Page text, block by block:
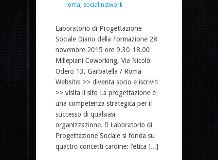
roma social network
Laboratorio di Progettazione
Sociale Diario della Formazione 28
novembre 2015 ore 9.30-18.00
Millepiani Coworking, Via Nicolò
Odero 13, Garbatella / Roma
Website: >> diventa socio e iscriviti
>> visita il sito La progettazione è
una competenza strategica per il
successo di qualsiasi
organizzazione. Il Laboratorio di
Progettazione Sociale si fonda su
quattro concetti cardine: l’etica [...]